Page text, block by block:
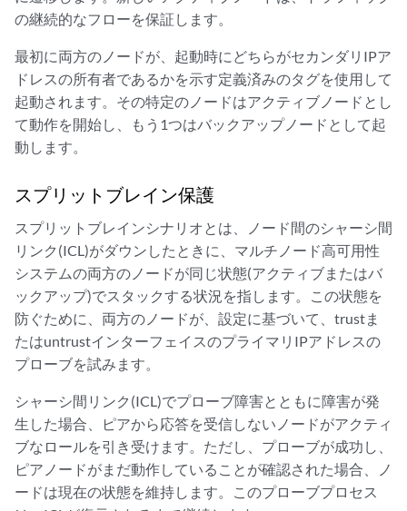
の継続的なフローを保証します。
最初に両方のノードが、起動時にどちらがセカンダリIPア
ドレスの所有者であるかを示す定義済みのタグを使用して
起動されます。その特定のノードはアクティブノードとし
て動作を開始し、もう1つはバックアップノードとして起
動します。
スプリットブレイン保護
スプリットブレインシナリオとは、ノード間のシャーシ間
リンク(ICL)がダウンしたときに、マルチノード高可用性
システムの両方のノードが同じ状態(アクティブまたはバ
ックアップ)でスタックする状況を指します。この状態を
防ぐために、両方のノードが、設定に基づいて、trustま
たはuntrustインターフェイスのプライマリIPアドレスの
プローブを試みます。
シャーシ間リンク(ICL)でプローブ障害とともに障害が発
生した場合、ピアから応答を受信しないノードがアクティ
ブなロールを引き受けます。ただし、プローブが成功し、
ピアノードがまだ動作していることが確認された場合、ノ
ードは現在の状態を維持します。このプローブプロセス